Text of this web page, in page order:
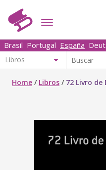
Brasil Portugal España
Home / Libros / 72 Livro